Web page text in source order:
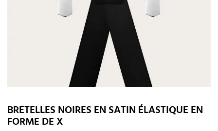
BRETELLES NOIRES EN SATIN ÉLASTIQUE EN
FORME DE X